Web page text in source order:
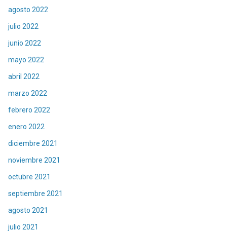
agosto 2022
julio 2022
junio 2022
mayo 2022
abril 2022
marzo 2022
febrero 2022
enero 2022
diciembre 2021
noviembre 2021
octubre 2021
septiembre 2021
agosto 2021
julio 2021